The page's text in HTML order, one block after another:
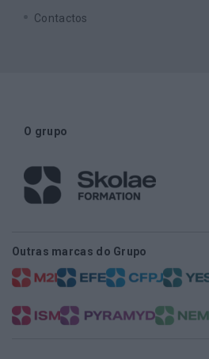
Contactos
O grupo
Outras marcas do Grupo